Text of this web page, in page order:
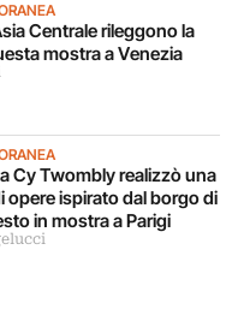
Centrale rileggono la
mostra a Venezia
Cy Twombly realizzò una
opere ispirato dal borgo di
in mostra a Parigi